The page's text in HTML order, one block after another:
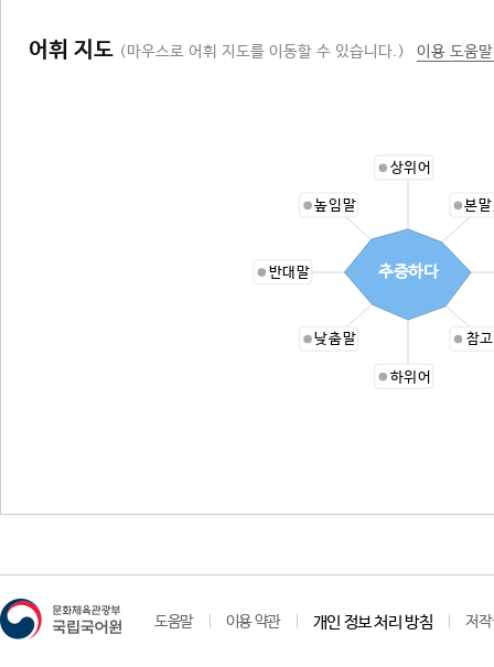
어휘 지도 (마우스로 어휘 지도를 이동할 수 있습니다.) 이용 도움
상위어
본
참
하위어
낮춤말
반대말
높임말
추증하다
도움말 이용 약관 개인 정보 처리 방침 저